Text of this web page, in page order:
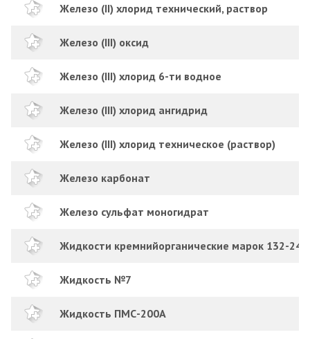
Железо (II) хлорид технический, раствор
Железо (III) оксид
Железо (III) хлорид 6-ти водное
Железо (III) хлорид ангидрид
Железо (III) хлорид техническое (раствор)
Железо карбонат
Железо сульфат моногидрат
Жидкости кремнийорганические марок 132-24
Жидкость №7
Жидкость ПМС-200А